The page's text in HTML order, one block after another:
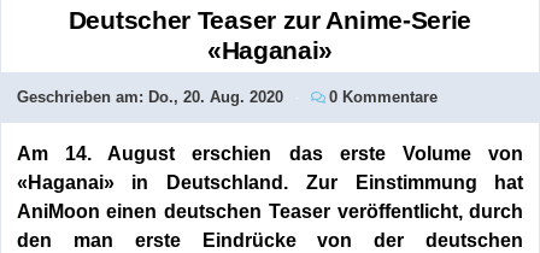
Deutscher Teaser zur Anime-Serie
«Haganai»
Geschrieben am: Do., 20. Aug. 2020 0 Kommentare
Am 14. August erschien das erste Volume von
«Haganai» in Deutschland. Zur Einstimmung hat
AniMoon einen deutschen Teaser veröffentlicht, durch
den man erste Eindrücke von der deutschen